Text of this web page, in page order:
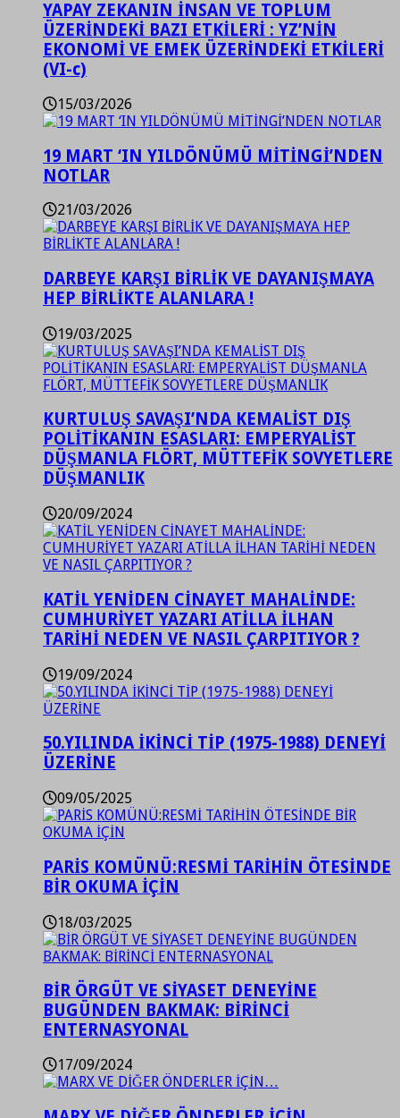
YAPAY ZEKANIN İNSAN VE TOPLUM
ÜZERİNDEKİ BAZI ETKİLERİ : YZ’NİN
EKONOMİ VE EMEK ÜZERİNDEKİ ETKİLERİ
(VI-c)
15/03/2026
19 MART ‘IN YILDÖNÜMÜ MİTİNGİ’NDEN
NOTLAR
21/03/2026
DARBEYE KARŞI BİRLİK VE DAYANIŞMAYA
HEP BİRLİKTE ALANLARA !
19/03/2025
KURTULUŞ SAVAŞI’NDA KEMALİST DIŞ
POLİTİKANIN ESASLARI: EMPERYALİST
DÜŞMANLA FLÖRT, MÜTTEFİK SOVYETLERE
DÜŞMANLIK
20/09/2024
KATİL YENİDEN CİNAYET MAHALİNDE:
CUMHURİYET YAZARI ATİLLA İLHAN
TARİHİ NEDEN VE NASIL ÇARPITIYOR ?
19/09/2024
50.YILINDA İKİNCİ TİP (1975-1988) DENEYİ
ÜZERİNE
09/05/2025
PARİS KOMÜNÜ:RESMİ TARİHİN ÖTESİNDE
BİR OKUMA İÇİN
18/03/2025
BİR ÖRGÜT VE SİYASET DENEYİNE
BUGÜNDEN BAKMAK: BİRİNCİ
ENTERNASYONAL
17/09/2024